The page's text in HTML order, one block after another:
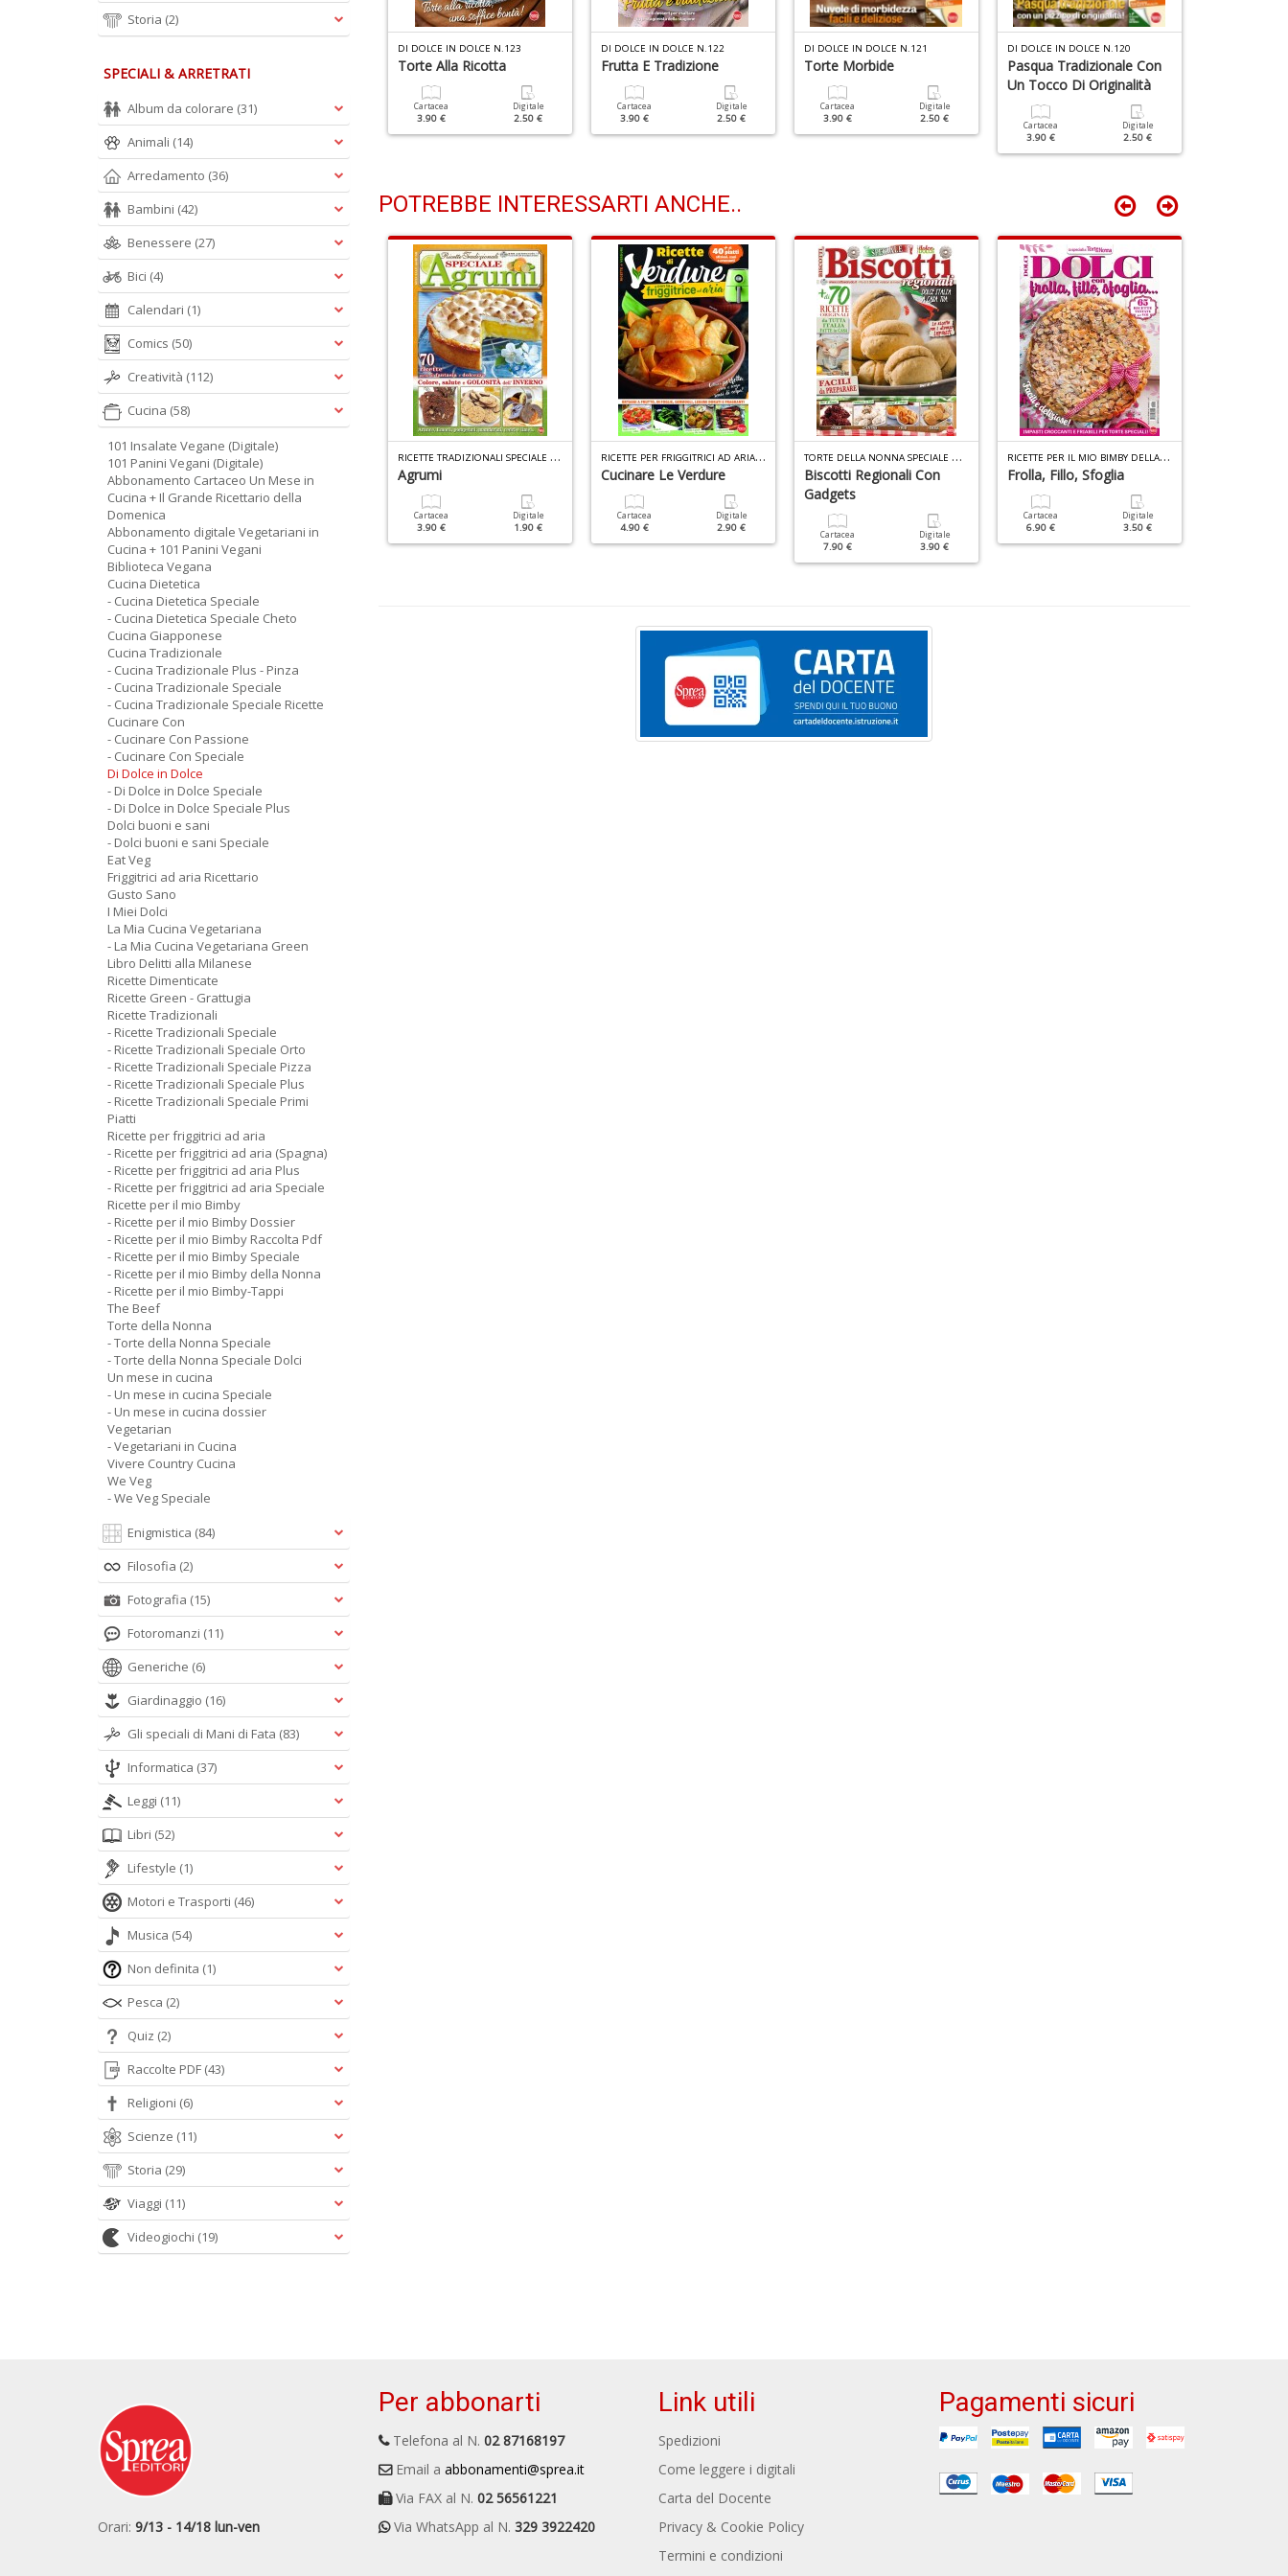
Tiramisù Alla
Digitale
1.50 €
Senza Glutine
Cartacea
2.90 €
Digitale
DI DOLCE IN DOLCE N.123
Torte Alla Ricotta
Cartacea
3.90 €
Digitale
2.50 €
DI DOLCE IN DOLCE N.122
Frutta E Tradizione
Cartacea
3.90 €
Digitale
2.50 €
DI DOLCE IN DOLCE N.121
Torte Morbide
Cartacea
3.90 €
Digitale
2.50 €
DI DOLCE IN DOLCE N.120
Pasqua Tradizionale Con
Un Tocco Di Originalità
Cartacea
3.90 €
Digitale
2.50 €
POTREBBE INTERESSARTI ANCHE..
R
ICETTE PER IL MIO BIMBY SPECIALE N.6
Digitale
2.90 €
Ricette Riciclate
6.90 € 3.50 €
R
ICETTE TRADIZIONALI SPECIALE N.5
Agrumi
Cartacea
3.90 €
Digitale
1.90 €
R
ICETTE PER FRIGGITRICI AD ARIA SPECIALE N.5
Cucinare Le Verdure
Cartacea
4.90 €
Digitale
2.90 €
T
ORTE DELLA NONNA SPECIALE N.49
Biscotti Regionali Con
Gadgets
Cartacea
7.90 €
Digitale
3.90 €
R
ICETTE PER IL MIO BIMBY DELLA NONNA N.5
Frolla, Fillo, Sfoglia
Cartacea
6.90 €
Digitale
3.50 €
Storia (2)
SPECIALI & ARRETRATI
Album da colorare (31)
Animali (14)
Arredamento (36)
Bambini (42)
Benessere (27)
Bici (4)
Calendari (1)
Comics (50)
Creatività (112)
Cucina (58)
101 Insalate Vegane (Digitale)
101 Panini Vegani (Digitale)
Abbonamento Cartaceo Un Mese in
Cucina + Il Grande Ricettario della
Domenica
Abbonamento digitale Vegetariani in
Cucina + 101 Panini Vegani
Biblioteca Vegana
Cucina Dietetica
- Cucina Dietetica Speciale
- Cucina Dietetica Speciale Cheto
Cucina Giapponese
Cucina Tradizionale
- Cucina Tradizionale Plus - Pinza
- Cucina Tradizionale Speciale
- Cucina Tradizionale Speciale Ricette
Cucinare Con
- Cucinare Con Passione
- Cucinare Con Speciale
Di Dolce in Dolce
- Di Dolce in Dolce Speciale
- Di Dolce in Dolce Speciale Plus
Dolci buoni e sani
- Dolci buoni e sani Speciale
Eat Veg
Friggitrici ad aria Ricettario
Gusto Sano
I Miei Dolci
La Mia Cucina Vegetariana
- La Mia Cucina Vegetariana Green
Libro Delitti alla Milanese
Ricette Dimenticate
Ricette Green - Grattugia
Ricette Tradizionali
- Ricette Tradizionali Speciale
- Ricette Tradizionali Speciale Orto
- Ricette Tradizionali Speciale Pizza
- Ricette Tradizionali Speciale Plus
- Ricette Tradizionali Speciale Primi
Piatti
Ricette per friggitrici ad aria
- Ricette per friggitrici ad aria (Spagna)
- Ricette per friggitrici ad aria Plus
- Ricette per friggitrici ad aria Speciale
Ricette per il mio Bimby
- Ricette per il mio Bimby Dossier
- Ricette per il mio Bimby Raccolta Pdf
- Ricette per il mio Bimby Speciale
- Ricette per il mio Bimby della Nonna
- Ricette per il mio Bimby-Tappi
The Beef
Torte della Nonna
- Torte della Nonna Speciale
- Torte della Nonna Speciale Dolci
Un mese in cucina
- Un mese in cucina Speciale
- Un mese in cucina dossier
Vegetarian
- Vegetariani in Cucina
Vivere Country Cucina
We Veg
- We Veg Speciale
Enigmistica (84)
Filosofia (2)
Fotografia (15)
Fotoromanzi (11)
Generiche (6)
Giardinaggio (16)
Gli speciali di Mani di Fata (83)
Informatica (37)
Leggi (11)
Libri (52)
Lifestyle (1)
Motori e Trasporti (46)
Musica (54)
Non definita (1)
Pesca (2)
Quiz (2)
Raccolte PDF (43)
Religioni (6)
Scienze (11)
Storia (29)
Viaggi (11)
Videogiochi (19)
Orari: 9/13 - 14/18 lun-ven
Per abbonarti
Telefona al N. 02 87168197
Email a abbonamenti@sprea.it
Via FAX al N. 02 56561221
Via WhatsApp al N. 329 3922420
Link utili
Spedizioni
Come leggere i digitali
Carta del Docente
Privacy & Cookie Policy
Termini e condizioni
Pagamenti sicuri